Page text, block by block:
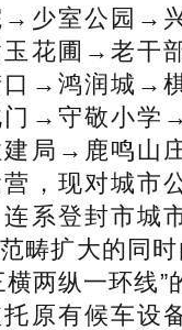
→少室公园→
花圃→老干
→鸿润城→
门→守敬小学
局→鹿鸣山
，现对城市
系登封市城
畴扩大的同
两纵一环线”
原有候车设